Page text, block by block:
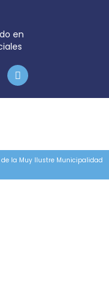
en
la Muy Ilustre Municipalidad